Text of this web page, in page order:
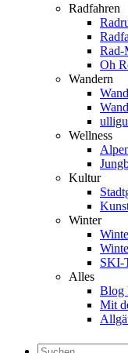
Radfahren
Rad-
Oh
Wandern
Wellness
Kultur
Winter
SKI-
Alles
Blog
Mit